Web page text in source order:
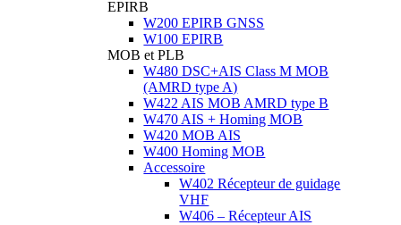
EPIRB
W200 EPIRB GNSS
W100 EPIRB
MOB et PLB
W480 DSC+AIS Class M MOB
(AMRD type A)
W422 AIS MOB AMRD type B
W470 AIS + Homing MOB
W420 MOB AIS
W400 Homing MOB
Accessoire
W402 Récepteur de guidage
VHF
W406 – Récepteur AIS